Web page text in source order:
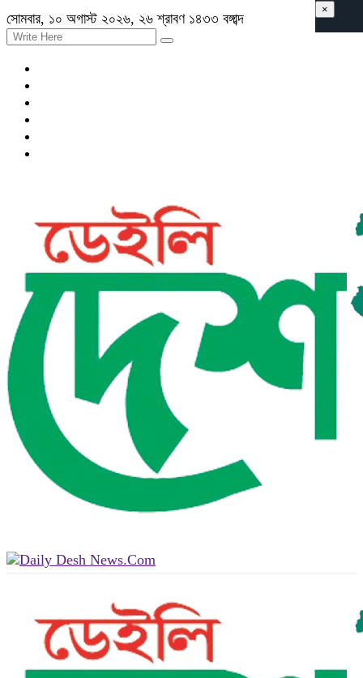
সোমবার, ১০ অগাস্ট ২০২৬, ২৬ শ্রাবণ ১৪৩৩ বঙ্গাব্দ
×